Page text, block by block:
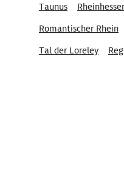
Taunus
Romantischer Rhein
Tal der Loreley